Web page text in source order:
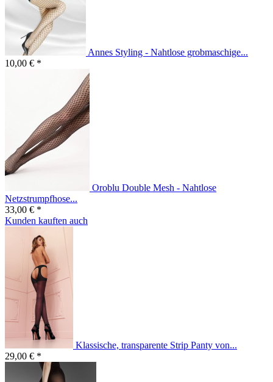
Annes Styling - Nahtlose grobmaschige...
10,00 € *
Oroblu Double Mesh - Nahtlose
Netzstrumpfhose...
33,00 € *
Kunden kauften auch
Klassische, transparente Strip Panty von...
29,00 € *